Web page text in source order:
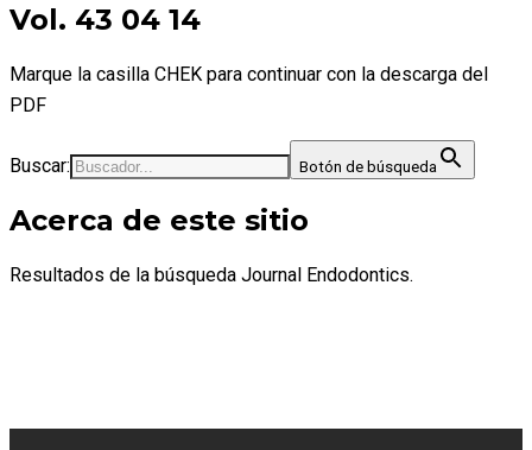
Vol. 43 04 14
Marque la casilla CHEK para continuar con la descarga del
PDF
Buscar: Botón de búsqueda
Acerca de este sitio
Resultados de la búsqueda Journal Endodontics.